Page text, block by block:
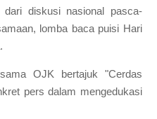
dari diskusi nasional pasca-
lomba baca puisi Hari
OJK bertajuk "Cerdas
pers dalam mengedukasi